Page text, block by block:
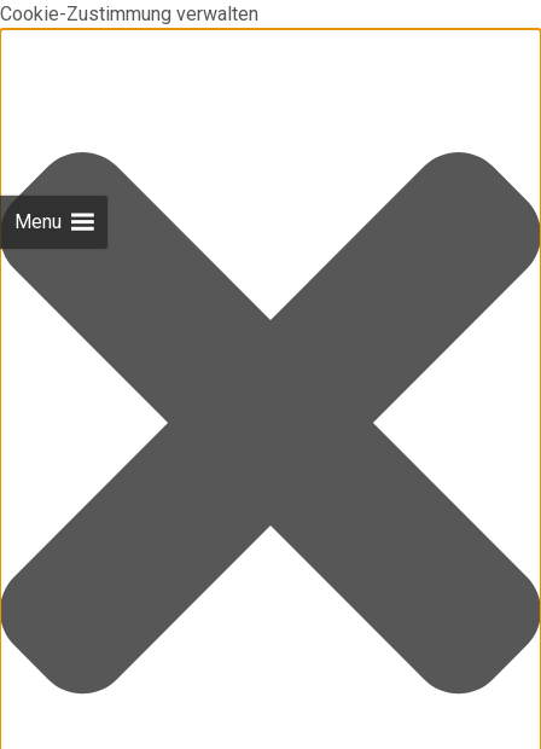
Cookie-Zustimmung verwalten
Menu